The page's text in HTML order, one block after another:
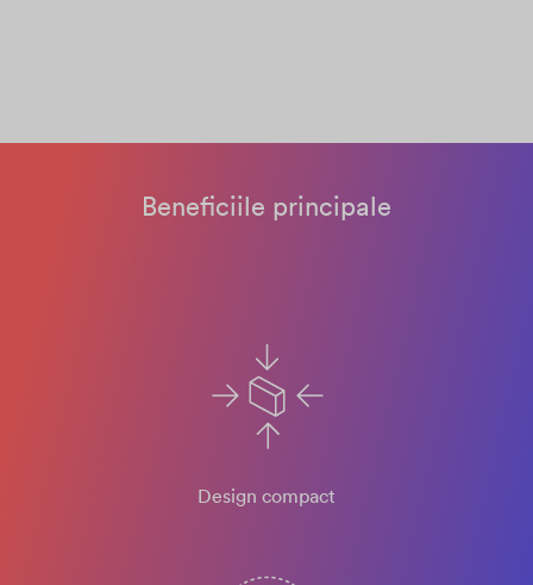
Beneficiile principale
Design compact